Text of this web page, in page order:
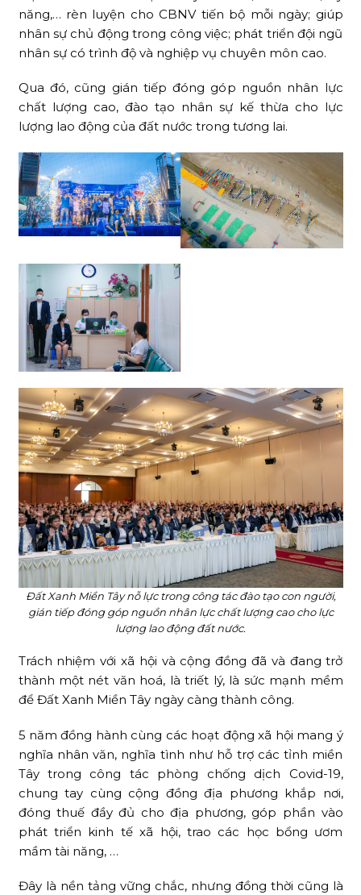
năng,… rèn luyện cho CBNV tiến bộ mỗi ngày; giúp
nhân sự chủ động trong công việc; phát triển đội ngũ
nhân sự có trình độ và nghiệp vụ chuyên môn cao.
Qua đó, cũng gián tiếp đóng góp nguồn nhân lực
chất lượng cao, đào tạo nhân sự kế thừa cho lực
lượng lao động của đất nước trong tương lai.
Đất Xanh Miền Tây nỗ lực trong công tác đào tạo con người,
gián tiếp đóng góp nguồn nhân lực chất lượng cao cho lực
lượng lao động đất nước.
Trách nhiệm với xã hội và cộng đồng đã và đang trở
thành một nét văn hoá, là triết lý, là sức mạnh mềm
để Đất Xanh Miền Tây ngày càng thành công.
5 năm đồng hành cùng các hoạt động xã hội mang ý
nghĩa nhân văn, nghĩa tình như hỗ trợ các tỉnh miền
Tây trong công tác phòng chống dịch Covid-19,
chung tay cùng cộng đồng địa phương khắp nơi,
đóng thuế đầy đủ cho địa phương, góp phần vào
phát triển kinh tế xã hội, trao các học bổng ươm
mầm tài năng, …
Đây là nền tảng vững chắc, nhưng đồng thời cũng là